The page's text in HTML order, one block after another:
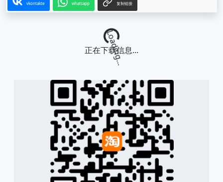
vkontakte whatsapp 复制链接
Loading...
正在下载信息...